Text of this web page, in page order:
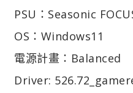
PSU：Seasonic
OS：Windows11
電源計畫：Balanced
Driver: